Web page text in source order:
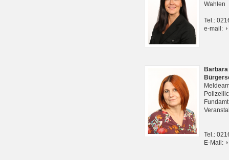
Wahlen
Tel.:
e-mail:
Tel.:
E-Mail: